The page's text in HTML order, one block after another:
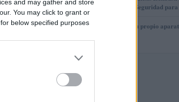
and may gather and store
You may click to grant or
below specified purposes
en
Funcionalidad y Seguridad
5 Cómo construir tu propio